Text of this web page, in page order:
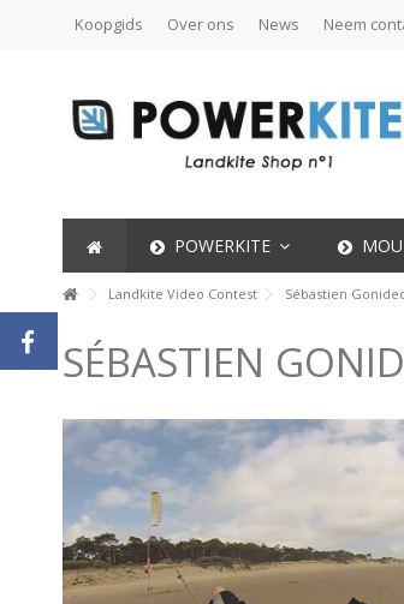
Koopgids Over ons News Neem
POWERKITE
Landkite Video Contest Sébastien
SÉBASTIEN